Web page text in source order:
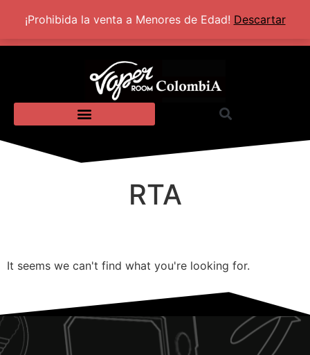
+57 320 2924318 Lun - Sab: 10:00 AM - 5:30 PM
RTA
It seems we can't find what you're looking for.
¡Prohibida la venta a Menores de Edad! Descartar